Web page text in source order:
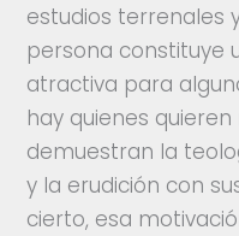
estudios terrenales
persona constituye
atractiva para
hay quienes
demuestran la
y la erudición con
cierto, esa